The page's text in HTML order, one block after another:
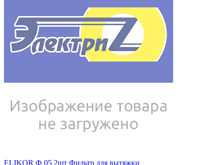
ELIKOR Ф 05 2шт Фильтр для вытяжки